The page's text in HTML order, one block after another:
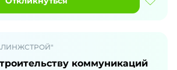
коммуникаций